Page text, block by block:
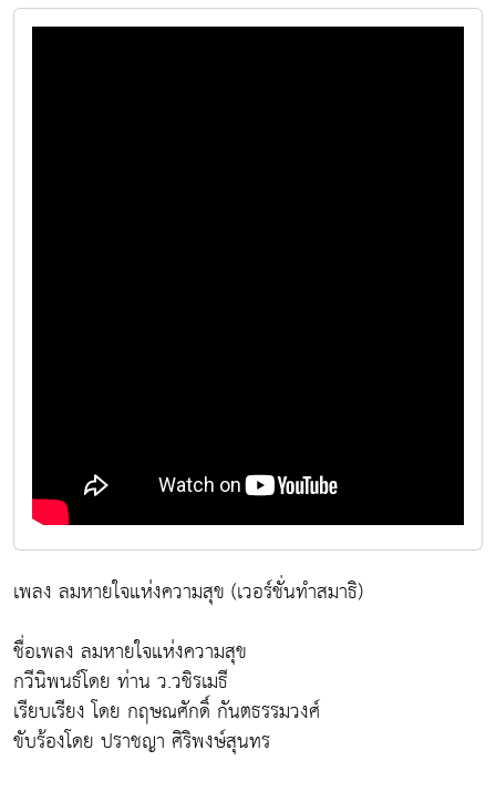
เพลง ลมหายใจแห่งความสุข (เวอร์ชั่นทำสมาธิ)
ชื่อเพลง ลมหายใจแห่งความสุข
กวีนิพนธ์โดย ท่าน ว.วชิรเมธี
เรียบเรียง โดย กฤษณศักดิ์ กันตธรรมวงศ์
ขับร้องโดย ปราชญา ศิริพงษ์สุนทร